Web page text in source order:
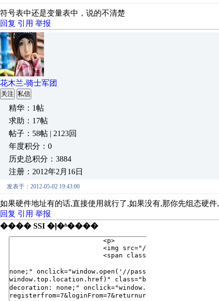
符号表中还是变量表中，说的不清楚
回复 引用 举报
花木兰-骑士军团
关注 私信
精华：1帖
求助：17帖
帖子：58帖 | 2123回
年度积分：0
历史总积分：3884
注册：2012年2月16日
发表于：2012-05-02 19:43:00
如果硬件地址有的话,直接使用就行了,如果没有,那你先组态硬
回复 引用 举报
���� SSI �ļ�ʱ����